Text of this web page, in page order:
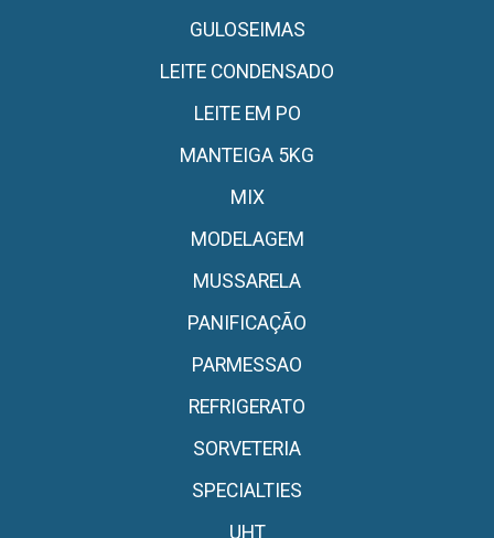
GULOSEIMAS
LEITE CONDENSADO
LEITE EM PO
MANTEIGA 5KG
MIX
MODELAGEM
MUSSARELA
PANIFICAÇÃO
PARMESSAO
REFRIGERATO
SORVETERIA
SPECIALTIES
UHT